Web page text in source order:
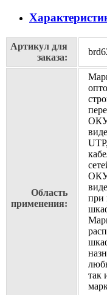
Артикул для
заказа:
Область
применения:
при
так